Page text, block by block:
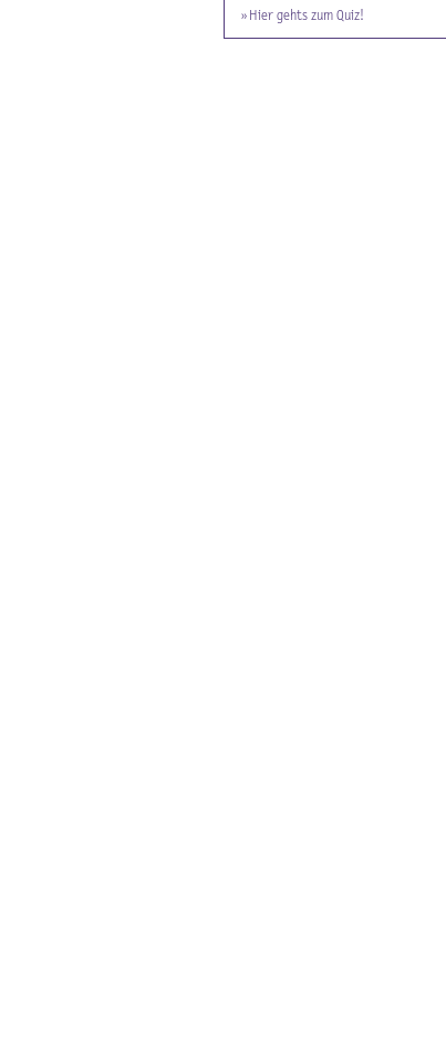
» Hier gehts zum Quiz!